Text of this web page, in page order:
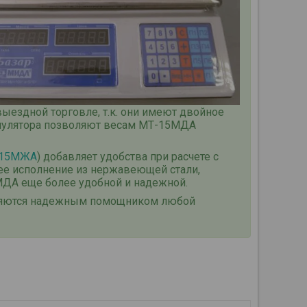
торговле, т.к. они имеют двойное
позволяют весам МТ-15МДА
) добавляет удобства при расчете с
исполнение из нержавеющей стали,
еще более удобной и надежной.
надежным помощником любой